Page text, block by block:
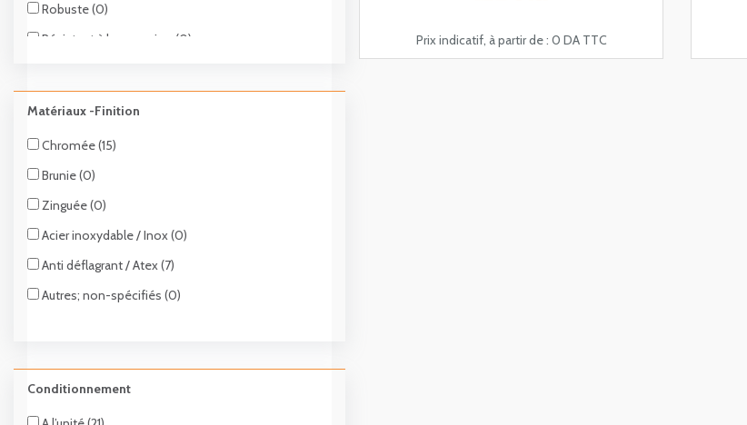
Robuste (0)
Résistant à la corrosion (0)
Matériaux -Finition
Chromée (15)
Brunie (0)
Zinguée (0)
Acier inoxydable / Inox (0)
Anti déflagrant / Atex (7)
Autres; non-spécifiés (0)
Conditionnement
Prix indicatif, à partir de : 0 DA TTC